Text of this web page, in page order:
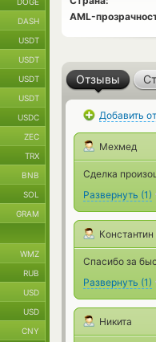
AML-
Отзывы
Добавить
Мехмед
Сделка
Развернуть (1)
Константин
Спасибо за
Развернуть (1)
Никита
DASH
USDT
USDT
USDT
USDT
USDC
ZEC
TRX
BNB
SOL
GRAM
WMZ
RUB
USD
USD
CNY